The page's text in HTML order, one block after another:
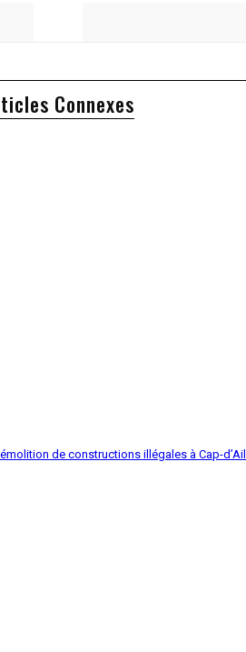
Connexes
de constructions illégales à Cap-d’Ail